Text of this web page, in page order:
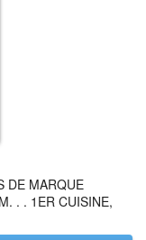
DE MARQUE
. . 1ER CUISINE,